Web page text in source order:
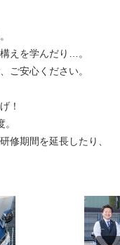
えを学んだり…。
ご安心ください。
！
修期間を延長したり、